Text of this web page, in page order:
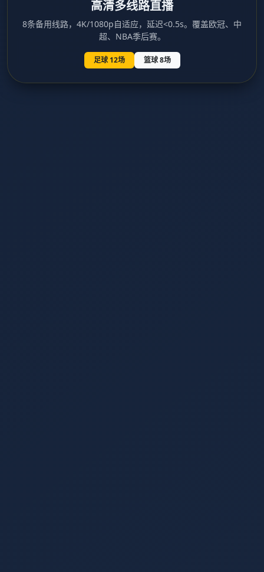
高清多线路直播
8条备用线路，4K/1080p自适应，延迟<0.5s。覆盖欧冠、中
超、NBA季后赛。
足球 12场 篮球 8场